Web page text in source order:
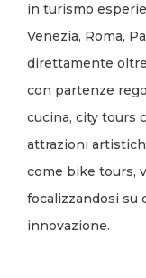
in turismo
Venezia, Roma,
direttamente
con partenze
cucina, city tours
attrazioni
come bike tours,
focalizzandosi su
innovazione.